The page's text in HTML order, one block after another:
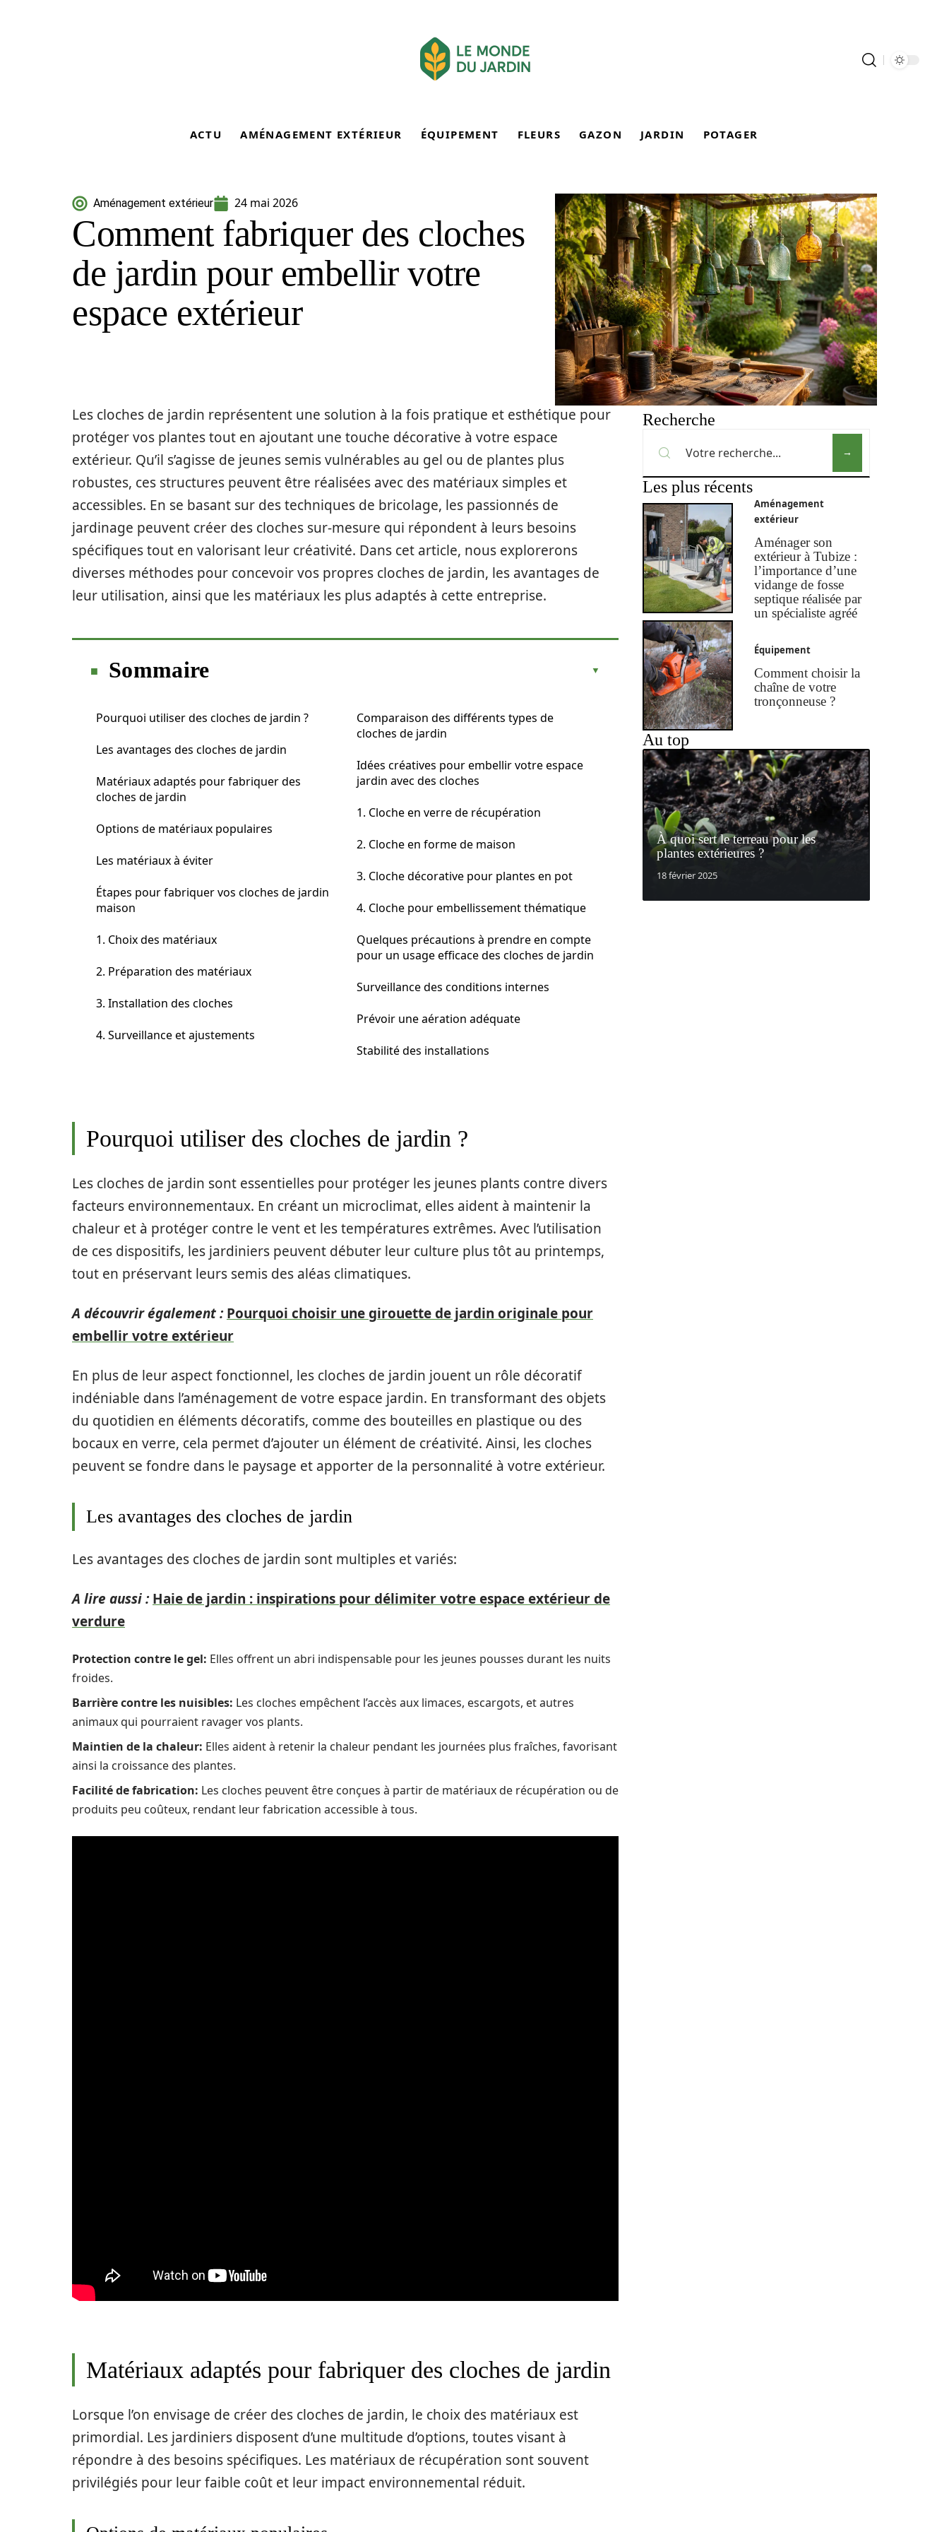
ACTU AMÉNAGEMENT EXTÉRIEUR ÉQUIPEMENT FLEURS GAZON JARDIN POTAGER
Aménagement extérieur 24 mai 2026
Comment fabriquer des cloches
de jardin pour embellir votre
espace extérieur
Les cloches de jardin représentent une solution à la fois pratique et esthétique pour
protéger vos plantes tout en ajoutant une touche décorative à votre espace
extérieur. Qu’il s’agisse de jeunes semis vulnérables au gel ou de plantes plus
robustes, ces structures peuvent être réalisées avec des matériaux simples et
accessibles. En se basant sur des techniques de bricolage, les passionnés de
jardinage peuvent créer des cloches sur-mesure qui répondent à leurs besoins
spécifiques tout en valorisant leur créativité. Dans cet article, nous explorerons
diverses méthodes pour concevoir vos propres cloches de jardin, les avantages de
leur utilisation, ainsi que les matériaux les plus adaptés à cette entreprise.
Sommaire
Pourquoi utiliser des cloches de jardin ?
Les avantages des cloches de jardin
Matériaux adaptés pour fabriquer des
cloches de jardin
Options de matériaux populaires
Les matériaux à éviter
Étapes pour fabriquer vos cloches de jardin
maison
1. Choix des matériaux
2. Préparation des matériaux
3. Installation des cloches
4. Surveillance et ajustements
Comparaison des différents types de
cloches de jardin
Idées créatives pour embellir votre espace
jardin avec des cloches
1. Cloche en verre de récupération
2. Cloche en forme de maison
3. Cloche décorative pour plantes en pot
4. Cloche pour embellissement thématique
Quelques précautions à prendre en compte
pour un usage efficace des cloches de jardin
Surveillance des conditions internes
Prévoir une aération adéquate
Stabilité des installations
Pourquoi utiliser des cloches de jardin ?
Les cloches de jardin sont essentielles pour protéger les jeunes plants contre divers
facteurs environnementaux. En créant un microclimat, elles aident à maintenir la
chaleur et à protéger contre le vent et les températures extrêmes. Avec l’utilisation
de ces dispositifs, les jardiniers peuvent débuter leur culture plus tôt au printemps,
tout en préservant leurs semis des aléas climatiques.
A découvrir également : Pourquoi choisir une girouette de jardin originale pour
embellir votre extérieur
En plus de leur aspect fonctionnel, les cloches de jardin jouent un rôle décoratif
indéniable dans l’aménagement de votre espace jardin. En transformant des objets
du quotidien en éléments décoratifs, comme des bouteilles en plastique ou des
bocaux en verre, cela permet d’ajouter un élément de créativité. Ainsi, les cloches
peuvent se fondre dans le paysage et apporter de la personnalité à votre extérieur.
Les avantages des cloches de jardin
Les avantages des cloches de jardin sont multiples et variés:
A lire aussi : Haie de jardin : inspirations pour délimiter votre espace extérieur de
verdure
Protection contre le gel: Elles offrent un abri indispensable pour les jeunes pousses durant les nuits
froides.
Barrière contre les nuisibles: Les cloches empêchent l’accès aux limaces, escargots, et autres
animaux qui pourraient ravager vos plants.
Maintien de la chaleur: Elles aident à retenir la chaleur pendant les journées plus fraîches, favorisant
ainsi la croissance des plantes.
Facilité de fabrication: Les cloches peuvent être conçues à partir de matériaux de récupération ou de
produits peu coûteux, rendant leur fabrication accessible à tous.
Matériaux adaptés pour fabriquer des cloches de jardin
Lorsque l’on envisage de créer des cloches de jardin, le choix des matériaux est
primordial. Les jardiniers disposent d’une multitude d’options, toutes visant à
répondre à des besoins spécifiques. Les matériaux de récupération sont souvent
privilégiés pour leur faible coût et leur impact environnemental réduit.
Recherche
Les plus récents
Aménagement
extérieur
Aménager son
extérieur à Tubize :
l’importance d’une
vidange de fosse
septique réalisée par
un spécialiste agréé
Équipement
Comment choisir la
chaîne de votre
tronçonneuse ?
Au top
À quoi sert le terreau pour les
plantes extérieures ?
18 février 2025